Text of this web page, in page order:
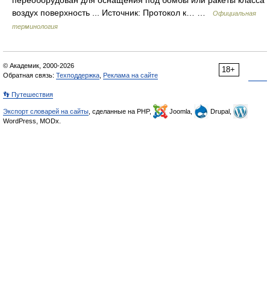
воздух поверхность ... Источник: Протокол к… …
Официальная
терминология
18+
© Академик, 2000-2026
Обратная связь: Техподдержка Реклама на сайте
👣 Путешествия
Экспорт словарей на сайты , сделанные на PHP, Joomla,
Drupal,
WordPress, MODx.